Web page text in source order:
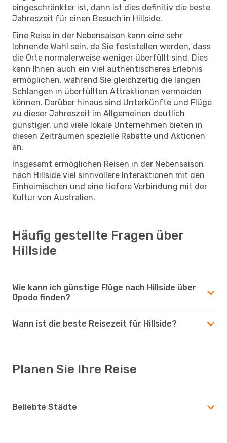
eingeschränkter ist, dann ist dies definitiv die beste
Jahreszeit für einen Besuch in Hillside.
Eine Reise in der Nebensaison kann eine sehr
lohnende Wahl sein, da Sie feststellen werden, dass
die Orte normalerweise weniger überfüllt sind. Dies
kann Ihnen auch ein viel authentischeres Erlebnis
ermöglichen, während Sie gleichzeitig die langen
Schlangen in überfüllten Attraktionen vermeiden
können. Darüber hinaus sind Unterkünfte und Flüge
zu dieser Jahreszeit im Allgemeinen deutlich
günstiger, und viele lokale Unternehmen bieten in
diesen Zeiträumen spezielle Rabatte und Aktionen
an.
Insgesamt ermöglichen Reisen in der Nebensaison
nach Hillside viel sinnvollere Interaktionen mit den
Einheimischen und eine tiefere Verbindung mit der
Kultur von Australien.
Häufig gestellte Fragen über
Hillside
Wie kann ich günstige Flüge nach Hillside über
Opodo finden?
Wann ist die beste Reisezeit für Hillside?
Planen Sie Ihre Reise
Beliebte Städte